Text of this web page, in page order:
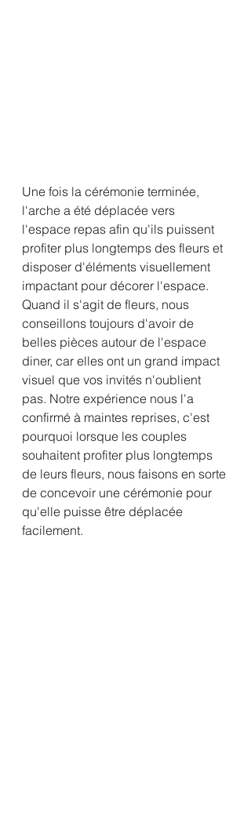
Une fois la cérémonie terminée,
l'arche a été déplacée vers
l'espace repas afin qu'ils puissent
profiter plus longtemps des fleurs et
disposer d'éléments visuellement
impactant pour décorer l'espace.
Quand il s'agit de fleurs, nous
conseillons toujours d'avoir de
belles pièces autour de l'espace
diner, car elles ont un grand impact
visuel que vos invités n'oublient
pas. Notre expérience nous l'a
confirmé à maintes reprises, c'est
pourquoi lorsque les couples
souhaitent profiter plus longtemps
de leurs fleurs, nous faisons en sorte
de concevoir une cérémonie pour
qu'elle puisse être déplacée
facilement.